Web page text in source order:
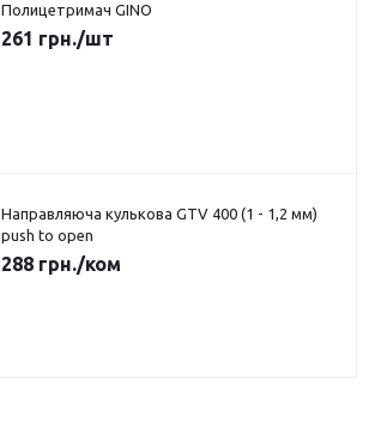
Полицетримач GINO
261 грн./шт
Направляюча кулькова GTV 400 (1 - 1,2 мм)
push to open
288 грн./ком